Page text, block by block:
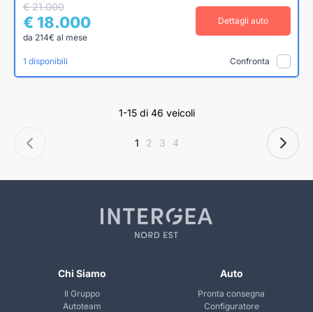
€ 21.000
€ 18.000
da 214€ al mese
Dettagli auto
1 disponibili Confronta
1-15 di 46 veicoli
1 2 3 4
Chi Siamo
Il Gruppo
Autoteam
Auto
Pronta consegna
Configuratore